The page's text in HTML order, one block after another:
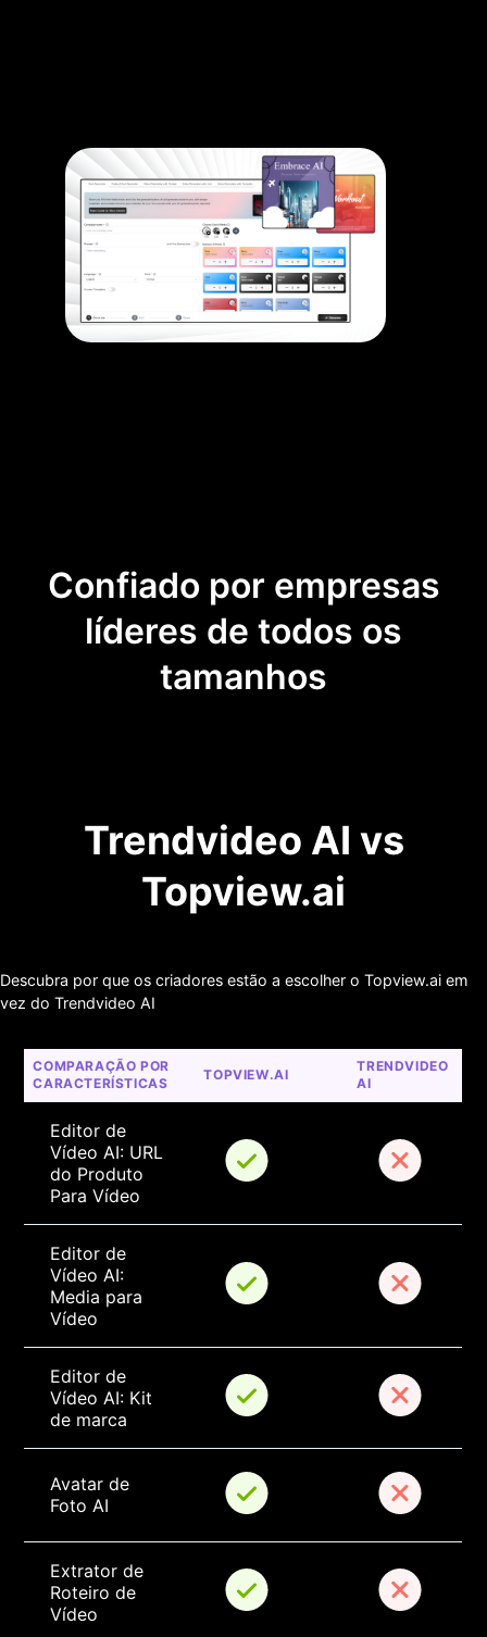
Confiado por empresas
líderes de todos os
tamanhos
Trendvideo AI vs
Topview.ai
Descubra por que os criadores estão a escolher o Topview.ai em
vez do Trendvideo AI
COMPARAÇÃO POR
CARACTERÍSTICAS
TOPVIEW.AI
TRENDVIDEO
AI
Editor de
Vídeo AI: URL
do Produto
Para Vídeo
Editor de
Vídeo AI:
Media para
Vídeo
Editor de
Vídeo AI: Kit
de marca
Avatar de
Foto AI
Extrator de
Roteiro de
Vídeo